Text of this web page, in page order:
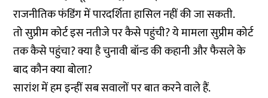
राजनीतिक फंडिंग में पारदर्शिता हासिल नहीं की जा सकती.
तो सुप्रीम कोर्ट इस नतीजे पर कैसे पहुंची? ये मामला सुप्रीम कोर्ट
तक कैसे पहुंचा? क्या है चुनावी बॉन्ड की कहानी और फैसले के
बाद कौन क्या बोला?
सारांश में हम इन्हीं सब सवालों पर बात करने वाले हैं.